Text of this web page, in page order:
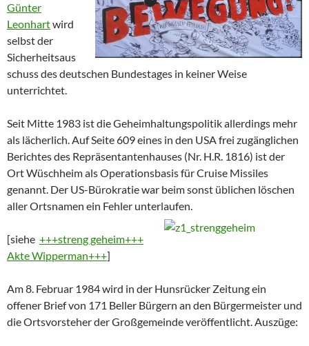
Günter
Leonhartwird
selbst der
Sicherheitsaus
schuss des deutschen Bundestages in keiner Weise
unterrichtet.
Seit Mitte 1983 ist die Geheimhaltungspolitik allerdings mehr
als lächerlich. Auf Seite 609 eines in den USA frei zugänglichen
Berichtes des Repräsentantenhauses (Nr. H.R. 1816) ist der
Ort Wüschheim als Operationsbasis für Cruise Missiles
genannt. Der US-Bürokratie war beim sonst üblichen löschen
aller Ortsnamen ein Fehler unterlaufen.
[siehe +++streng geheim+++
Akte Wipperman+++]
Am 8. Februar 1984 wird in der Hunsrücker Zeitung ein
offener Brief von 171 Beller Bürgern an den Bürgermeister und
die Ortsvorsteher der Großgemeinde veröffentlicht. Auszüge: